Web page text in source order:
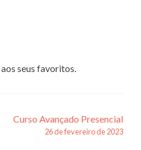
aos seus favoritos.
Curso Avançado Presencial
26 de fevereiro de 2023